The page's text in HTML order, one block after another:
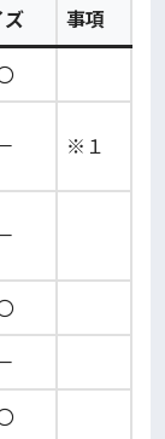
ズ
事項
※１